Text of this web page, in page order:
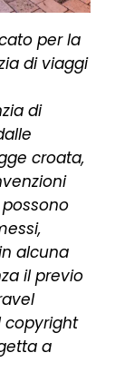
per la
di viaggi
di
croata,
alcuna
il previo
copyright
a